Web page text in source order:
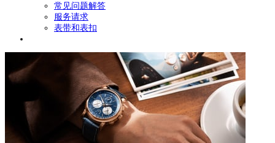
常见问题解答
服务请求
表带和表扣